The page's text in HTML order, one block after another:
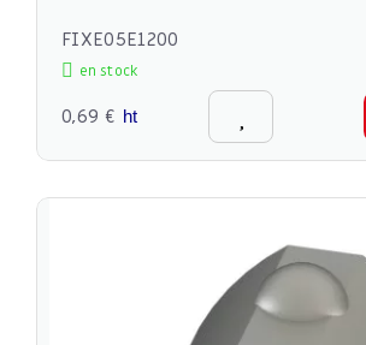
FIXE05E1200
en stock
0,69 € ht